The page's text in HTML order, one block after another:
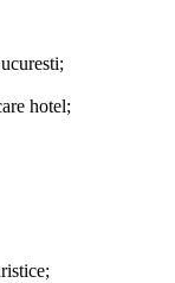
hotel;